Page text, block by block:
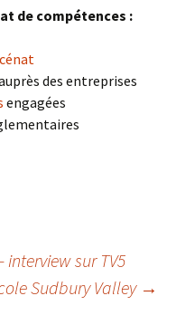
de compétences :
des entreprises
engagées
interview sur TV5
Sudbury Valley →